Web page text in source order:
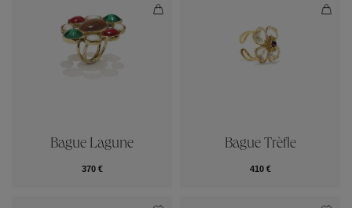
Bague Lagune
370 €
Bague Trèfle
410 €